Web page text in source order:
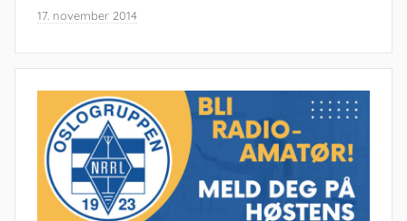
17. november 2014